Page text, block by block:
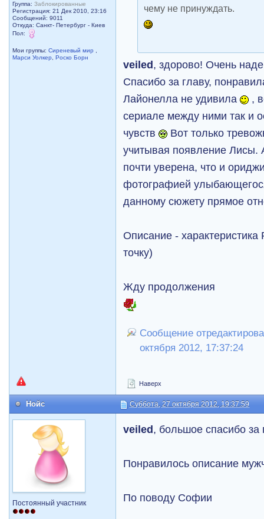
Группа:Заблокированные
Регистрация: 21 Дек 2010, 23:16
Сообщений: 9011
Откуда: Санкт- Петербург - Киев
Пол:
Мои группы:Сиреневый мир
Марси Уолкер
,Роско Борн
чему не принуждать.
veiled, здорово! Очень
Спасибо за главу,
Лайонелла не удивила
,
сериале между ними так и
чувств
Вот только
учитывая появление
почти уверена, что и
фотографией
данному сюжету прямое
Описание -
точку)
Жду продолжения
Сообщение
октября 2012, 17:37:24
Наверх
Нойс Суббота, 27 октября 2012, 19:37:59
Постоянный участник
veiled, большое спасибо
Понравилось описание
По поводу Софии